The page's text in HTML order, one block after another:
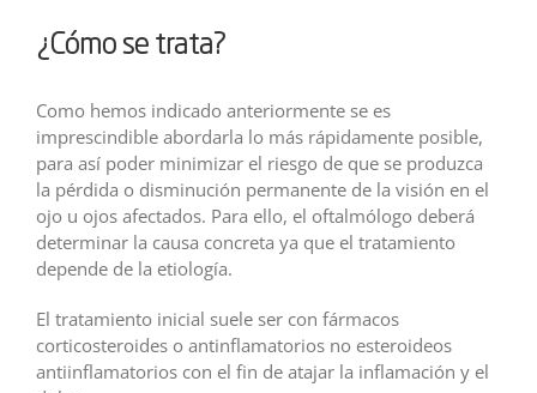
¿Cómo se trata?
Como hemos indicado anteriormente se es
imprescindible abordarla lo más rápidamente posible,
para así poder minimizar el riesgo de que se produzca
la pérdida o disminución permanente de la visión en el
ojo u ojos afectados. Para ello, el oftalmólogo deberá
determinar la causa concreta ya que el tratamiento
depende de la etiología.
El tratamiento inicial suele ser con fármacos
corticosteroides o antinflamatorios no esteroideos
antiinflamatorios con el fin de atajar la inflamación y el